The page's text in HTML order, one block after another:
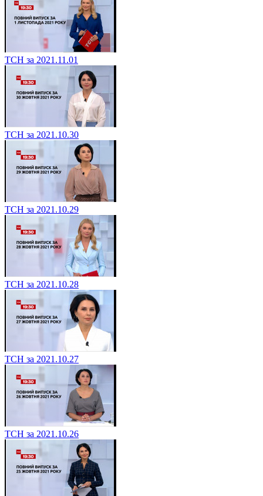
ТСН за 2021.11.01
ТСН за 2021.10.30
ТСН за 2021.10.29
ТСН за 2021.10.28
ТСН за 2021.10.27
ТСН за 2021.10.26